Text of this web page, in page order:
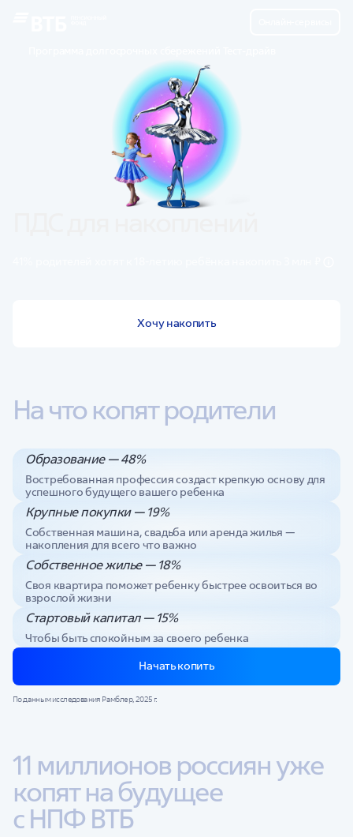
Хочу накопить
На что копят родители
Образование — 48%
Востребованная профессия создаст крепкую основу для
успешного будущего вашего ребенка
Крупные покупки — 19%
Собственная машина, свадьба или аренда жилья —
накопления для всего что важно
Собственное жилье — 18%
Своя квартира поможет ребенку быстрее освоиться во
взрослой жизни
Стартовый капитал — 15%
Чтобы быть спокойным за своего ребенка
Начать копить
По данным исследования Рамблер, 2025 г.
11 миллионов россиян уже
копят на будущее
с НПФ ВТБ